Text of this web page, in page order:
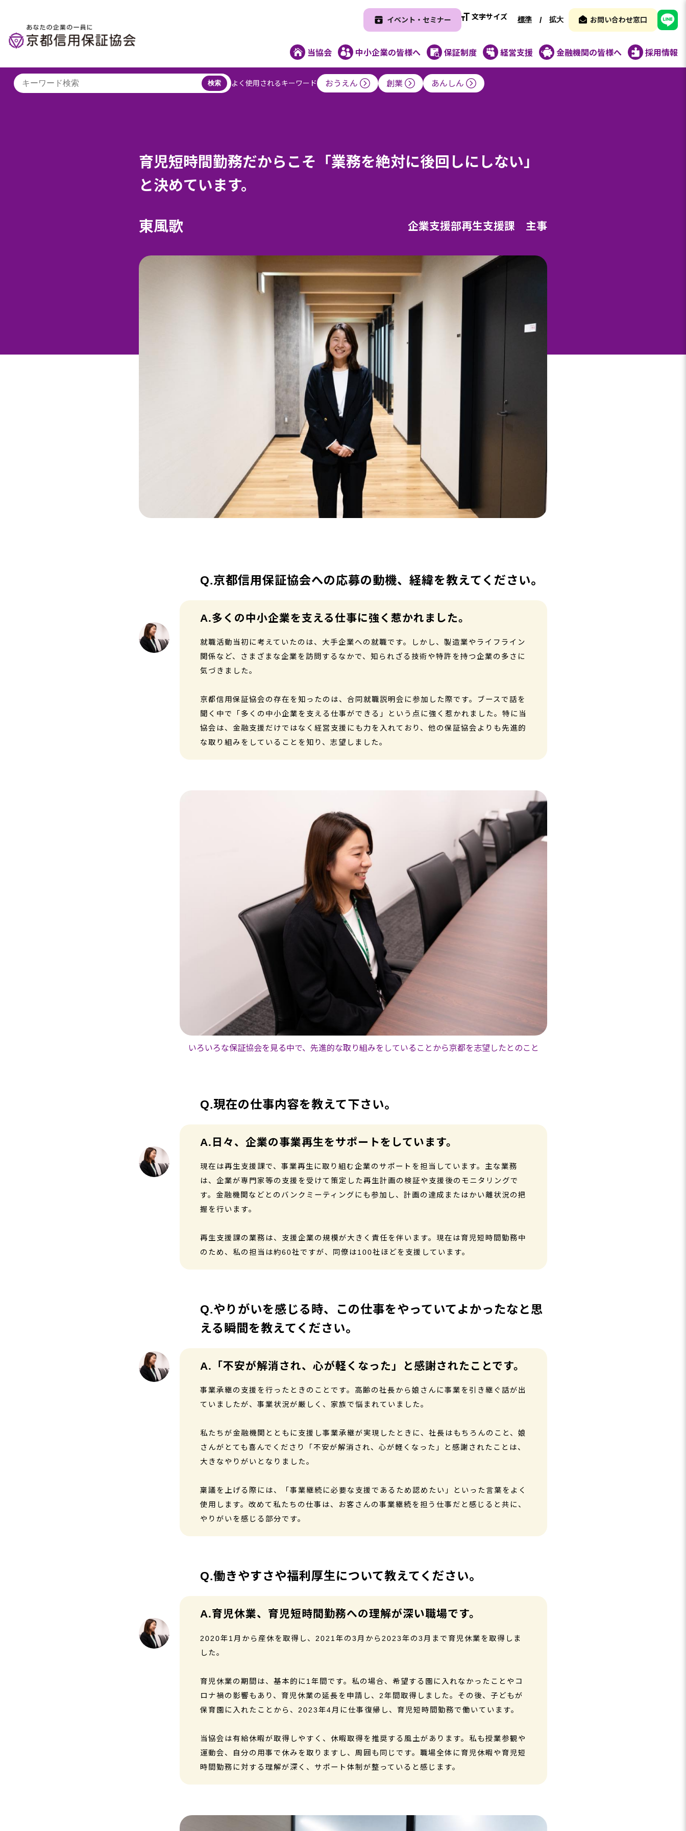
イベント・セミナー 文字サイズ 標準 / 拡大 お問い合わせ窓口
当協会 中小企業の皆様へ 保証制度 経営支援 金融機関の皆様へ 採用情報
検索 よく使用されるキーワード おうえん 創業 あんしん
育児短時間勤務だからこそ「業務を絶対に後回しにしない」
と決めています。
東風歌 企業支援部再生支援課 主事
京都信用保証協会への応募の動機、経緯を教えてください。
多くの中小企業を支える仕事に強く惹かれました。
就職活動当初に考えていたのは、大手企業への就職です。しかし、製造業やライフライン
関係など、さまざまな企業を訪問するなかで、知られざる技術や特許を持つ企業の多さに
気づきました。
京都信用保証協会の存在を知ったのは、合同就職説明会に参加した際です。ブースで話を
聞く中で「多くの中小企業を支える仕事ができる」という点に強く惹かれました。特に当
協会は、金融支援だけではなく経営支援にも力を入れており、他の保証協会よりも先進的
な取り組みをしていることを知り、志望しました。
いろいろな保証協会を見る中で、先進的な取り組みをしていることから京都を志望したとのこと
現在の仕事内容を教えて下さい。
日々、企業の事業再生をサポートをしています。
現在は再生支援課で、事業再生に取り組む企業のサポートを担当しています。主な業務
は、企業が専門家等の支援を受けて策定した再生計画の検証や支援後のモニタリングで
す。金融機関などとのバンクミーティングにも参加し、計画の達成またはかい離状況の把
握を行います。
再生支援課の業務は、支援企業の規模が大きく責任を伴います。現在は育児短時間勤務中
のため、私の担当は約60社ですが、同僚は100社ほどを支援しています。
やりがいを感じる時、この仕事をやっていてよかったなと思
える瞬間を教えてください。
「不安が解消され、心が軽くなった」と感謝されたことです。
事業承継の支援を行ったときのことです。高齢の社長から娘さんに事業を引き継ぐ話が出
ていましたが、事業状況が厳しく、家族で悩まれていました。
私たちが金融機関とともに支援し事業承継が実現したときに、社長はもちろんのこと、娘
さんがとても喜んでくださり「不安が解消され、心が軽くなった」と感謝されたことは、
大きなやりがいとなりました。
稟議を上げる際には、「事業継続に必要な支援であるため認めたい」といった言葉をよく
使用します。改めて私たちの仕事は、お客さんの事業継続を担う仕事だと感じると共に、
やりがいを感じる部分です。
働きやすさや福利厚生について教えてください。
育児休業、育児短時間勤務への理解が深い職場です。
2020年1月から産休を取得し、2021年の3月から2023年の3月まで育児休業を取得しま
した。
育児休業の期間は、基本的に1年間です。私の場合、希望する園に入れなかったことやコ
ロナ禍の影響もあり、育児休業の延長を申請し、2年間取得しました。その後、子どもが
保育園に入れたことから、2023年4月に仕事復帰し、育児短時間勤務で働いています。
当協会は有給休暇が取得しやすく、休暇取得を推奨する風土があります。私も授業参観や
運動会、自分の用事で休みを取りますし、周囲も同じです。職場全体に育児休暇や育児短
時間勤務に対する理解が深く、サポート体制が整っていると感じます。